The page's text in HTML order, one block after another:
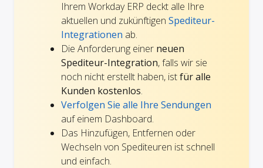
Ihrem Workday ERP deckt alle Ihre
aktuellen und zukünftigen Spediteur-
Integrationen ab.
Die Anforderung einer neuen
Spediteur-Integration, falls wir sie
noch nicht erstellt haben, istfür alle
Kunden kostenlos.
Verfolgen Sie alle Ihre Sendungen
auf einem Dashboard.
Das Hinzufügen, Entfernen oder
Wechseln von Spediteuren ist schnell
und einfach.